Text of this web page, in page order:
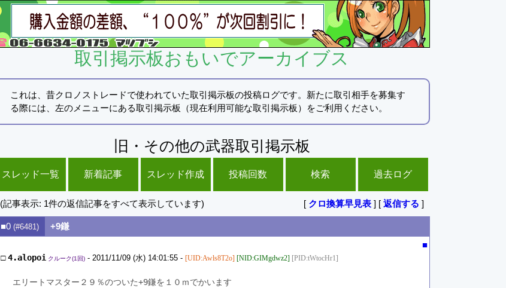
取引掲示板おもいでアーカイブス
これは、昔クロノストレードで使われていた取引掲示板の投稿ログです。新たに取引相手を募集す
る際には、左のメニューにある取引掲示板（現在利用可能な取引掲示板）をご利用ください。
旧・その他の武器取引掲示板
スレッド一覧 新着記事 スレッド作成 投稿回数 検索 過去ログ
(記事表示: 1件の返信記事をすべて表示しています) [ クロ換算早見表] [ 返信する ]
■0 (#6481)
+9鎌
■
□4.alopoi クルーク(1回)- 2011/11/09 (水) 14:01:55 - [UID:Awls8T2o] [NID:GIMgdwz2] [PID:tWtocHr1]
エリートマスター２９％のついた+9鎌を１０ｍでかいます